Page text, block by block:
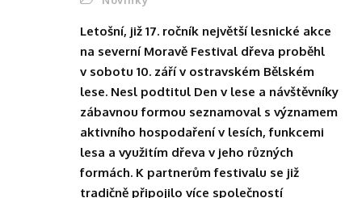
Letošní, již 17. ročník největší lesnické akce
na severní Moravě Festival dřeva proběhl
v sobotu 10. září v ostravském Bělském
lese. Nesl podtitul Den v lese a návštěvníky
zábavnou formou seznamoval s významem
aktivního hospodaření v lesích, funkcemi
lesa a využitím dřeva v jeho různých
formách. K partnerům festivalu se již
tradičně připojilo více společností